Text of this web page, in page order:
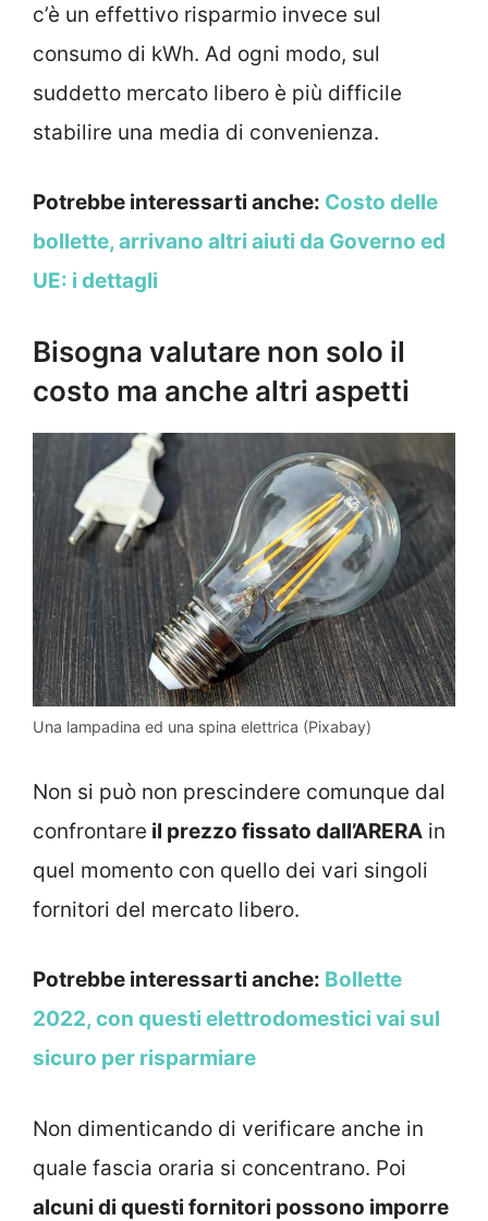
c’è un effettivo risparmio invece sul
consumo di kWh. Ad ogni modo, sul
suddetto mercato libero è più difficile
stabilire una media di convenienza.
Potrebbe interessarti anche: Costo delle
bollette, arrivano altri aiuti da Governo ed
UE: i dettagli
Bisogna valutare non solo il
costo ma anche altri aspetti
Una lampadina ed una spina elettrica (Pixabay)
Non si può non prescindere comunque dal
confrontare il prezzo fissato dall’ARERA in
quel momento con quello dei vari singoli
fornitori del mercato libero.
Potrebbe interessarti anche: Bollette
2022, con questi elettrodomestici vai sul
sicuro per risparmiare
Non dimenticando di verificare anche in
quale fascia oraria si concentrano. Poi
alcuni di questi fornitori possono imporre